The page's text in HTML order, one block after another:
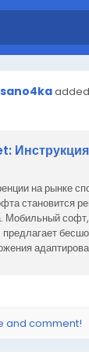
на рынке
становится
Мобильный
and comment!